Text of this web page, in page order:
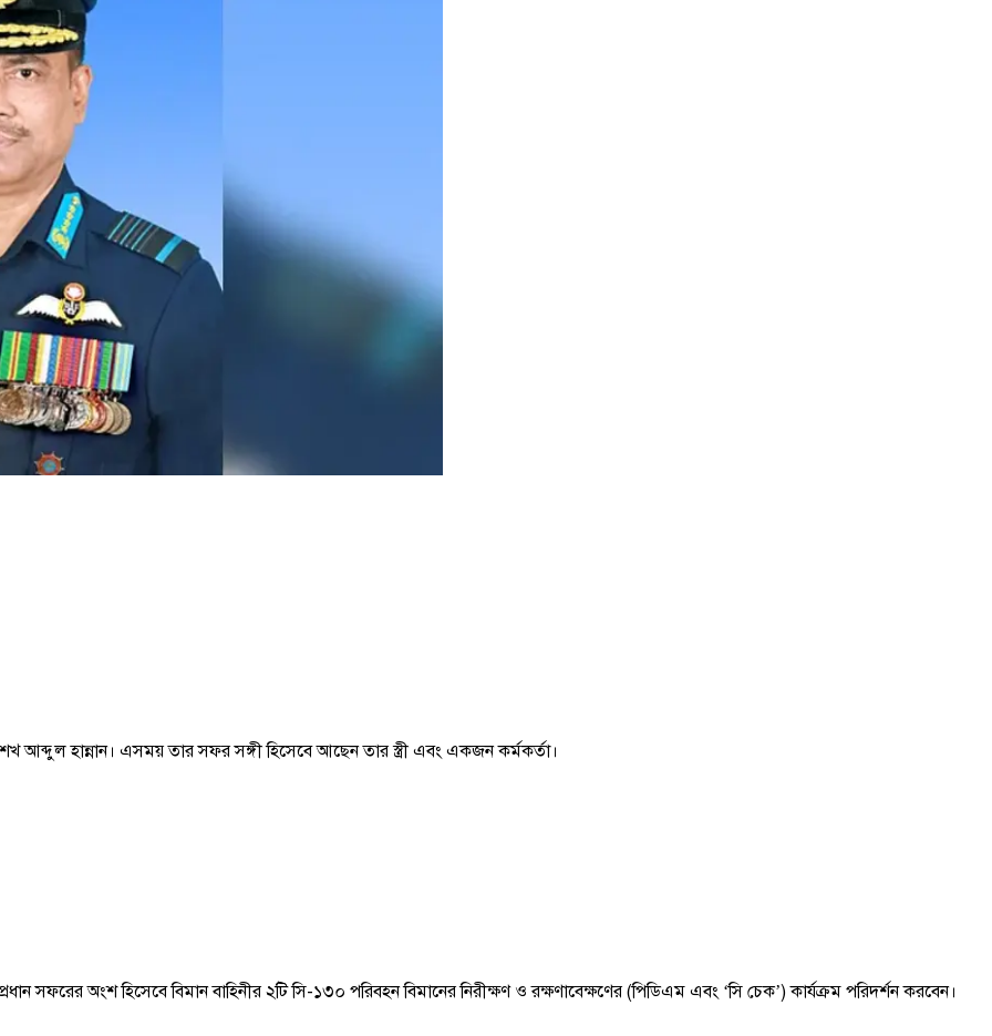
শেখ আব্দুল হান্নান। এসময় তার সফর সঙ্গী হিসেবে আছেন তার স্ত্রী এবং একজন কর্মকর্তা।
সফরের অংশ হিসেবে বিমান বাহিনীর ২টি সি-১৩০ পরিবহন বিমানের নিরীক্ষণ ও রক্ষণাবেক্ষণের (পিডিএম এবং ‌‘সি‌ চেক’) কার্যক্রম পরিদর্শন করবেন।